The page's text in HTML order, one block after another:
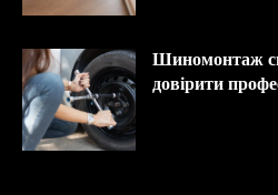
Шиномонтаж
довірити